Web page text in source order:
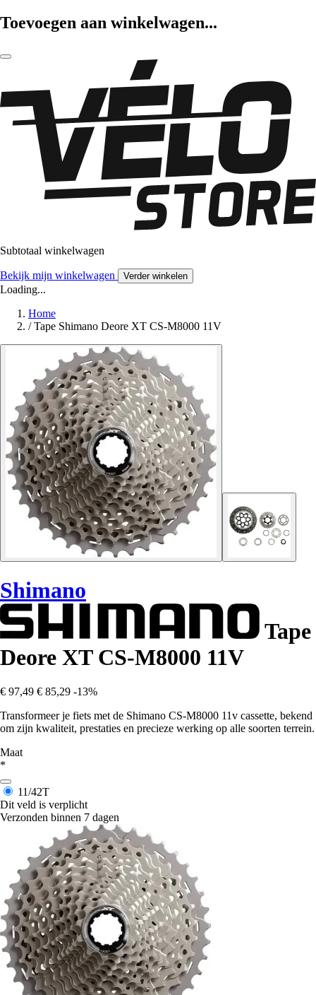
Toevoegen aan winkelwagen...
Subtotaal winkelwagen
Bekijk mijn winkelwagen Verder winkelen
Loading...
Home
/ Tape Shimano Deore XT CS-M8000 11V
Shimano
Tape
Deore XT CS-M8000 11V
€ 97,49 € 85,29 -13%
Transformeer je fiets met de Shimano CS-M8000 11v cassette, bekend
om zijn kwaliteit, prestaties en precieze werking op alle soorten terrein.
Maat
*
11/42T
Dit veld is verplicht
Verzonden binnen 7 dagen